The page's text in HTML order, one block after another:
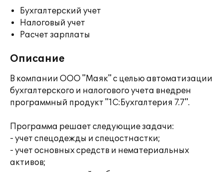
Бухгалтерский учет
Налоговый учет
Расчет зарплаты
Описание
В компании ООО "Маяк" с целью автоматизации
бухгалтерского и налогового учета внедрен
программный продукт "1С:Бухгалтерия 7.7".
Программа решает следующие задачи:
- учет спецодежды и спецостнастки;
- учет основных средств и нематериальных
активов;